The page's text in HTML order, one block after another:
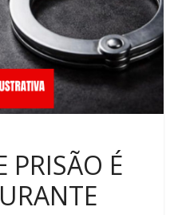
PRISÃO É